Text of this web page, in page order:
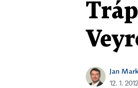
Jan
12. 1.